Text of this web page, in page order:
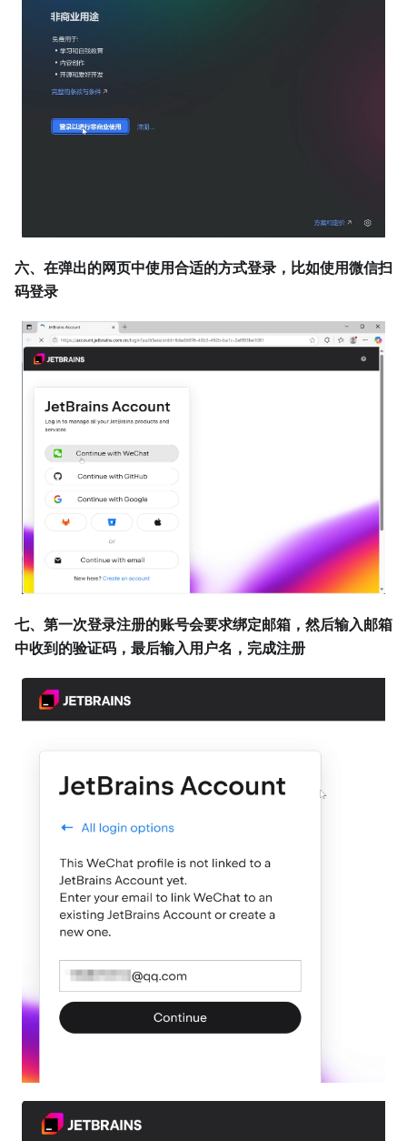
六、在弹出的网页中使用合适的方式登录，比如使用微信扫
码登录
七、第一次登录注册的账号会要求绑定邮箱，然后输入邮箱
中收到的验证码，最后输入用户名，完成注册